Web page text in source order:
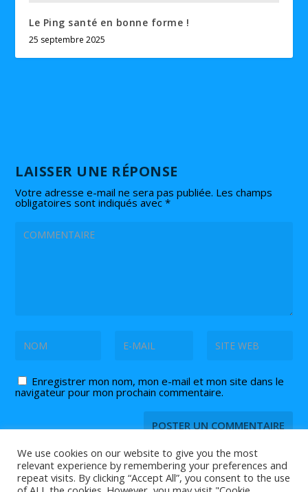
Le Ping santé en bonne forme !
25 septembre 2025
LAISSER UNE RÉPONSE
Votre adresse e-mail ne sera pas publiée. Les champs
obligatoires sont indiqués avec*
Enregistrer mon nom, mon e-mail et mon site dans le
navigateur pour mon prochain commentaire.
We use cookies on our website to give you the most
relevant experience by remembering your preferences and
repeat visits. By clicking “Accept All”, you consent to the use